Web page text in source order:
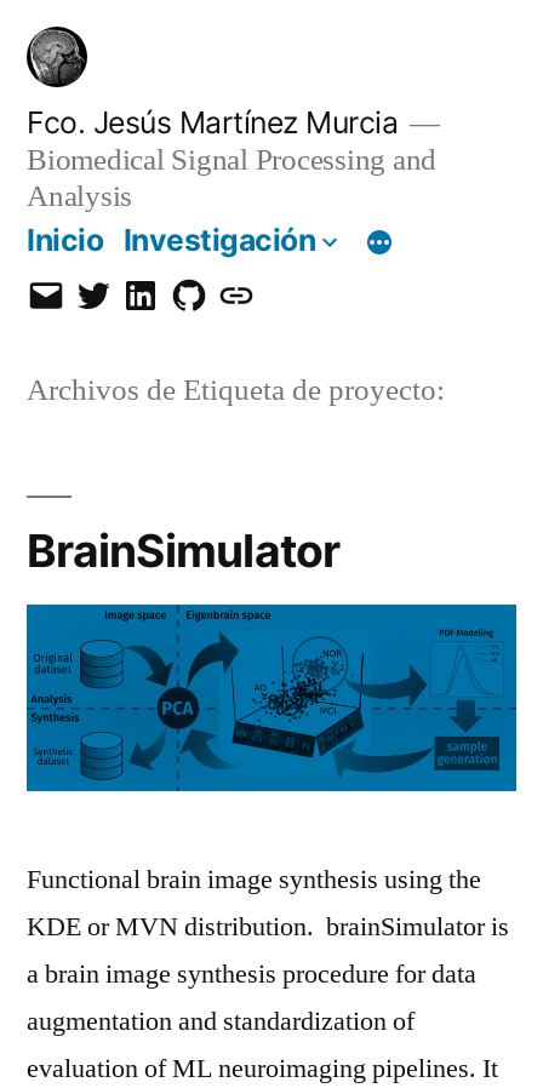
Saltar
contenido
Fco. Jesús Martínez Murcia
Biomedical Signal Processing and
Analysis
Inicio Investigación
EmailTwitterLinkedInGitHub
Orcid
Archivos de Etiqueta de proyecto:
BrainSimulator
Functional brain image synthesis using the
KDE or MVN distribution. brainSimulator is
a brain image synthesis procedure for data
augmentation and standardization of
evaluation of ML neuroimaging pipelines. It